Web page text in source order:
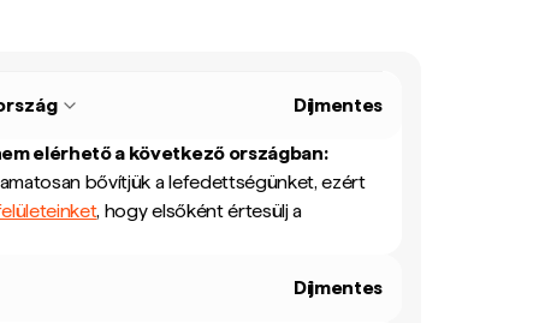
Díjmentes
elérhető a következő országban:
bővítjük a lefedettségünket, ezért
, hogy elsőként értesülj a
Díjmentes